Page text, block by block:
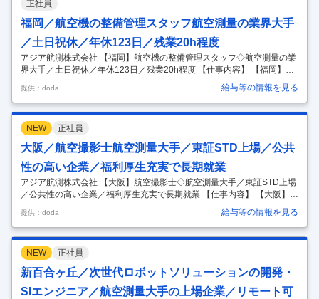
正社員
福岡／航空機の整備管理スタッフ航空測量の業界大手
／土日祝休／年休123日／残業20h程度
アジア航測株式会社 【福岡】航空機の整備管理スタッフ◇航空測量の業
界大手／土日祝休／年休123日／残業20h程度 【仕事内容】 【福岡】航
空機の整備管理スタッフ◇航空測量の業界大手／土日祝休／年休123日
／残業20h程度 【具体的な仕事内容】 ～『空間情報コンサルタント』と
し【国土保全】や【社会インフラ】を守る公共性の高い事業業界随一の
技術を持つ大手建設コンサルタント／超充実の福利厚生で平均勤続年数
15年◎～ ■業務内容： 航空機やドローン等を用いた航空測量データを基
に、防災や国土強靭化や社会インフラの整備・管理などのコンサルティ
ング業務を行う当社において、航空機の整備管理業務をご担当いただき
…
提供：doda 給与等の情報を見る
NEW 正社員
大阪／航空撮影士航空測量大手／東証STD上場／公共
性の高い企業／福利厚生充実で長期就業
アジア航測株式会社 【大阪】航空撮影士◇航空測量大手／東証STD上場
／公共性の高い企業／福利厚生充実で長期就業 【仕事内容】 【大阪】航
空撮影士◇航空測量大手／東証STD上場／公共性の高い企業／福利厚生
充実で長期就業 【具体的な仕事内容】 【業界随一の技術を持つ建設コン
サルタント／社会インフラマネジメント及び国土保全コンサルタントを
中心とした公共性の高い業務／業界未経験歓迎／超充実の福利厚生で平
均勤続年数15年を誇る「人のアジア」】 ■業務概要： アジア航測は「空
からの測量」を基盤技術とする会社です。測量データを元に国土強靭
化、社会インフラの整備・管理など、公共性の高いサービスを提供して
います…
提供：doda 給与等の情報を見る
NEW 正社員
新百合ヶ丘／次世代ロボットソリューションの開発・
SIエンジニア／航空測量大手の上場企業／リモート可